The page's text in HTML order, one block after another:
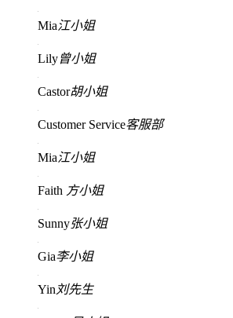
Mia江小姐
Lily曾小姐
Castor胡小姐
Customer Service客服部
Mia江小姐
Faith 方小姐
Sunny张小姐
Gia李小姐
Yin 刘先生